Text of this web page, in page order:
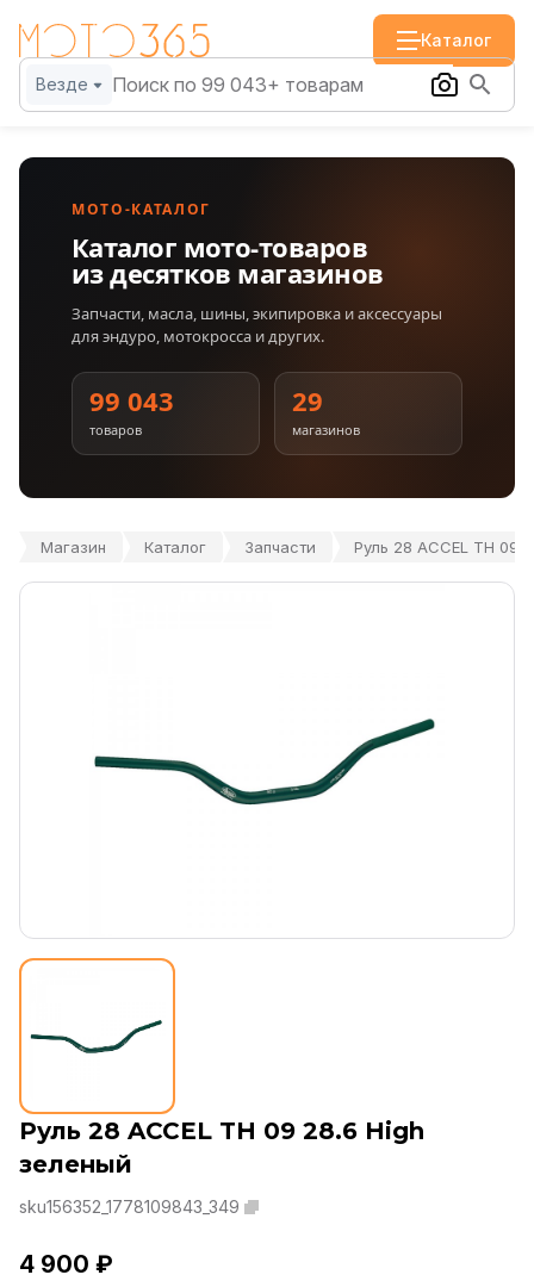
Каталог
Везде
МОТО-КАТАЛОГ
Каталог мото-товаров
из десятков магазинов
Запчасти, масла, шины, экипировка и аксессуары
для эндуро, мотокросса и других.
99 043
товаров
29
магазинов
Магазин Каталог Запчасти Руль 28 ACCEL TH 09
Руль 28 ACCEL TH 09 28.6 High
зеленый
sku156352_1778109843_349
4 900 ₽